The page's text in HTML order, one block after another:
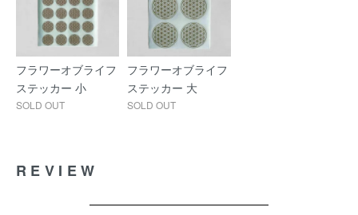
フラワーオブライフ
ステッカー 小
SOLD OUT
フラワーオブライフ
ステッカー 大
SOLD OUT
REVIEW